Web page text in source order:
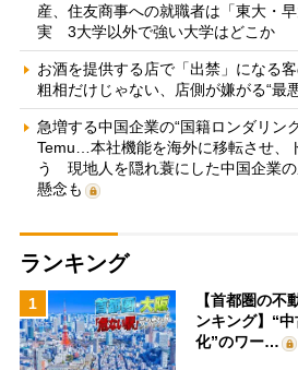
産、住友商事への就職者は「東大・
実 3大学以外で強い大学はどこか
お酒を提供する店で「出禁」になる
粗相だけじゃない、店側が嫌がる“最
急増する中国企業の“国籍ロンダリン
Temu…本社機能を海外に移転させ、
う 現地人を隠れ蓑にした中国企業
懸念も
ランキング
1
【首都圏の不
ンキング】“
化”のワー…